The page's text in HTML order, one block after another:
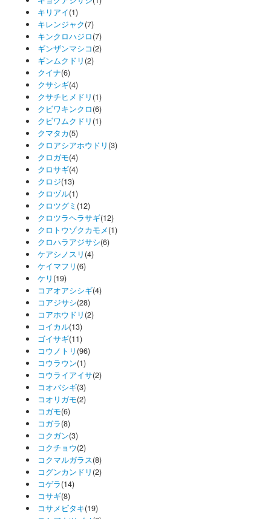
キリアイ(1)
キレンジャク(7)
キンクロハジロ(7)
ギンザンマシコ(2)
ギンムクドリ (2)
クイナ(6)
クサシギ(4)
クサチヒメドリ (1)
クビワキンクロ(6)
クビワムクドリ (1)
クマタカ(5)
クロアシアホウドリ (3)
クロガモ(4)
クロサギ(4)
クロジ(13)
クロヅル(1)
クロツグミ (12)
クロツラヘラサギ(12)
クロトウゾクカモメ(1)
クロハラアジサシ(6)
ケアシノスリ (4)
ケイマフリ (6)
ケリ (19)
コアオアシシギ(4)
コアジサシ(28)
コアホウドリ (2)
コイカル(13)
ゴイサギ(11)
コウノトリ (96)
コウラウン(1)
コウライアイサ(2)
コオバシギ(3)
コオリガモ(2)
コガモ(6)
コガラ(8)
コクガン(3)
コクチョウ(2)
コクマルガラス(8)
コグンカンドリ (2)
コゲラ(14)
コサギ(8)
コサメビタキ(19)